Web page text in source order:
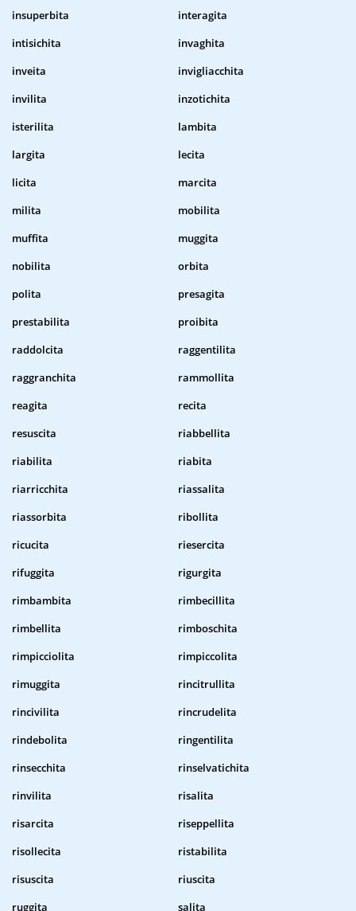
insuperbita
interagita
intisichita
invaghita
inveita
invigliacchita
invilita
inzotichita
isterilita
lambita
largita
lecita
licita
marcita
milita
mobilita
muffita
muggita
nobilita
orbita
polita
presagita
prestabilita
proibita
raddolcita
raggentilita
raggranchita
rammollita
reagita
recita
resuscita
riabbellita
riabilita
riabita
riarricchita
riassalita
riassorbita
ribollita
ricucita
riesercita
rifuggita
rigurgita
rimbambita
rimbecillita
rimbellita
rimboschita
rimpicciolita
rimpiccolita
rimuggita
rincitrullita
rincivilita
rincrudelita
rindebolita
ringentilita
rinsecchita
rinselvatichita
rinvilita
risalita
risarcita
riseppellita
risollecita
ristabilita
risuscita
riuscita
ruggita
salita